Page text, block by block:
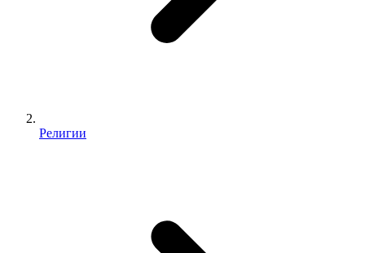
Религии